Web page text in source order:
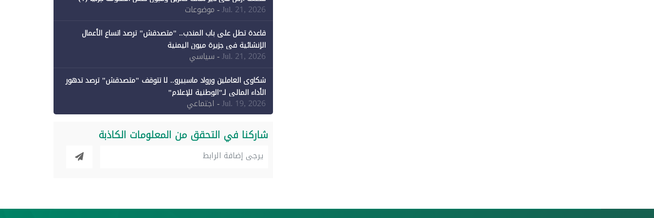
Jul. 21, 2026- موضوعات
قاعدة تطل على باب المندب.. "متصدقش" ترصد اتساع الأعمال
الإنشائية في جزيرة ميون اليمنية
Jul. 21, 2026- سياسي
شكاوى العاملين ورواد ماسبيرو.. لا تتوقف "متصدقش" ترصد تدهور
الأداء المالي لـ"الوطنية للإعلام"
Jul. 19, 2026- اجتماعي
شاركنا في التحقق من المعلومات الكاذبة